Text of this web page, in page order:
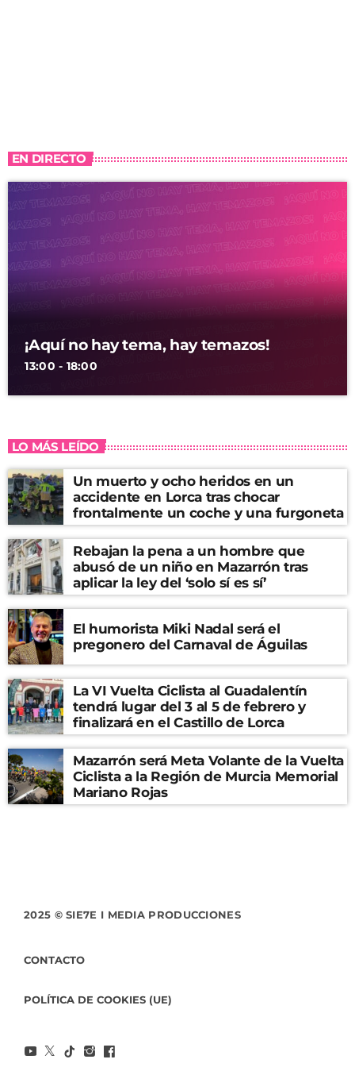
EN DIRECTO
¡Aquí no hay tema, hay temazos!
13:00 - 18:00
LO MÁS LEÍDO
Un muerto y ocho heridos en un
accidente en Lorca tras chocar
frontalmente un coche y una furgoneta
Rebajan la pena a un hombre que
abusó de un niño en Mazarrón tras
aplicar la ley del ‘solo sí es sí’
El humorista Miki Nadal será el
pregonero del Carnaval de Águilas
La VI Vuelta Ciclista al Guadalentín
tendrá lugar del 3 al 5 de febrero y
finalizará en el Castillo de Lorca
Mazarrón será Meta Volante de la Vuelta
Ciclista a la Región de Murcia Memorial
Mariano Rojas
2025 © SIE7E I MEDIA PRODUCCIONES
CONTACTO
POLÍTICA DE COOKIES (UE)